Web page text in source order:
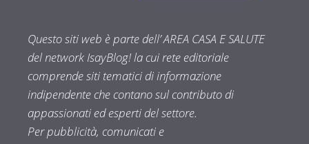
Questo siti web è parte dell’ AREA CASA E SALUTE
del network IsayBlog! la cui rete editoriale
comprende siti tematici di informazione
indipendente che contano sul contributo di
appassionati ed esperti del settore.
Per pubblicità, comunicati e